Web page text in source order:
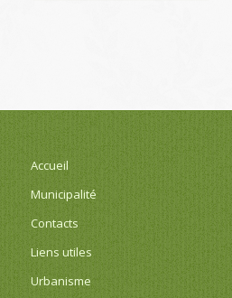
Accueil
Municipalité
Contacts
Liens utiles
Urbanisme